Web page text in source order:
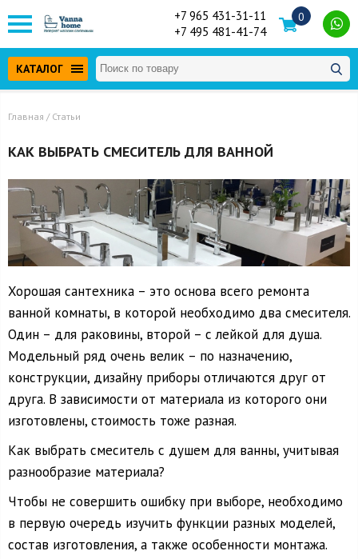
+7 965 431-31-11
+7 495 481-41-74
0
КАТАЛОГ
Главная / Статьи
КАК ВЫБРАТЬ СМЕСИТЕЛЬ ДЛЯ ВАННОЙ
Хорошая сантехника – это основа всего ремонта
ванной комнаты, в которой необходимо два смесителя.
Один – для раковины, второй – с лейкой для душа.
Модельный ряд очень велик – по назначению,
конструкции, дизайну приборы отличаются друг от
друга. В зависимости от материала из которого они
изготовлены, стоимость тоже разная.
Как выбрать смеситель с душем для ванны, учитывая
разнообразие материала?
Чтобы не совершить ошибку при выборе, необходимо
в первую очередь изучить функции разных моделей,
состав изготовления, а также особенности монтажа.